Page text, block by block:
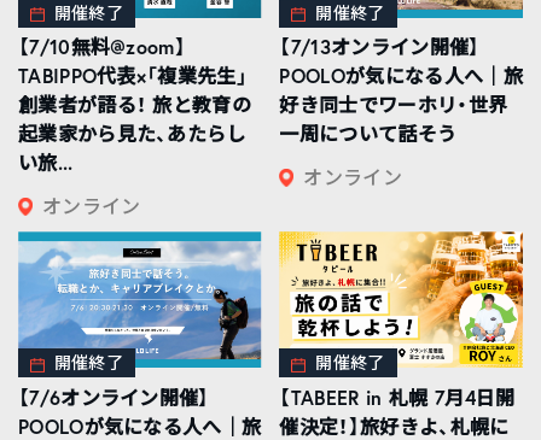
開催終了
【7/10無料@zoom】
TABIPPO代表×「複業先生」
創業者が語る！ 旅と教育の
起業家から見た、あたらし
い旅...
オンライン
開催終了
【7/13オンライン開催】
POOLOが気になる人へ｜旅
好き同士でワーホリ・世界
一周について話そう
オンライン
開催終了
【7/6オンライン開催】
POOLOが気になる人へ｜旅
開催終了
【TABEER in 札幌 7月4日開
催決定！】旅好きよ、札幌に